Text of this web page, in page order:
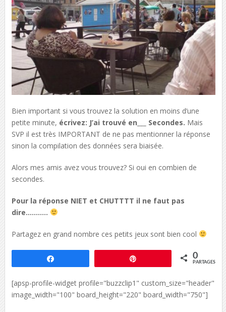
Bien important si vous trouvez la solution en moins d’une
petite minute, écrivez: J’ai trouvé en___ Secondes. Mais
SVP il est très IMPORTANT de ne pas mentionner la réponse
sinon la compilation des données sera biaisée.
Alors mes amis avez vous trouvez? Si oui en combien de
secondes.
Pour la réponse NIET et CHUTTTT il ne faut pas
dire………..
Partagez en grand nombre ces petits jeux sont bien cool
0
PARTAGES
[apsp-profile-widget profile="buzzclip1" custom_size="header"
image_width="100" board_height="220" board_width="750"]